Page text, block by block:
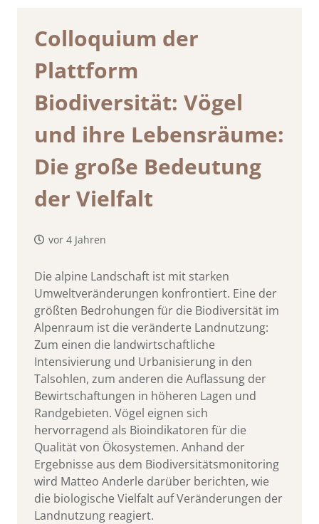
Colloquium der
Plattform
Biodiversität: Vögel
und ihre Lebensräume:
Die große Bedeutung
der Vielfalt
vor 4 Jahren
Die alpine Landschaft ist mit starken
Umweltveränderungen konfrontiert. Eine der
größten Bedrohungen für die Biodiversität im
Alpenraum ist die veränderte Landnutzung:
Zum einen die landwirtschaftliche
Intensivierung und Urbanisierung in den
Talsohlen, zum anderen die Auflassung der
Bewirtschaftungen in höheren Lagen und
Randgebieten. Vögel eignen sich
hervorragend als Bioindikatoren für die
Qualität von Ökosystemen. Anhand der
Ergebnisse aus dem Biodiversitätsmonitoring
wird Matteo Anderle darüber berichten, wie
die biologische Vielfalt auf Veränderungen der
Landnutzung reagiert.